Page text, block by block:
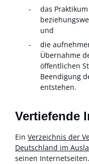
das
und
die
Übernahme
öffentlichen
Beendigung
entstehen.
Vertiefende
Ein Verzeichnis der
Deutschland im
seinen Internetseiten.